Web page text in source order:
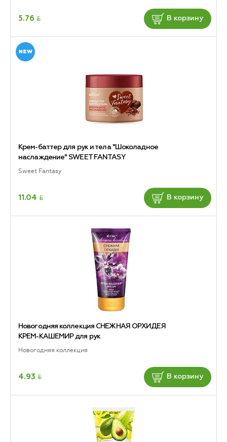
5.76 BYN В корзину
Крем-баттер для рук и тела "Шоколадное
наслаждение" SWEET FANTASY
Sweet Fantasy
11.04 BYN В корзину
Новогодняя коллекция СНЕЖНАЯ ОРХИДЕЯ
КРЕМ-КАШЕМИР для рук
Новогодняя коллекция
4.93 BYN В корзину